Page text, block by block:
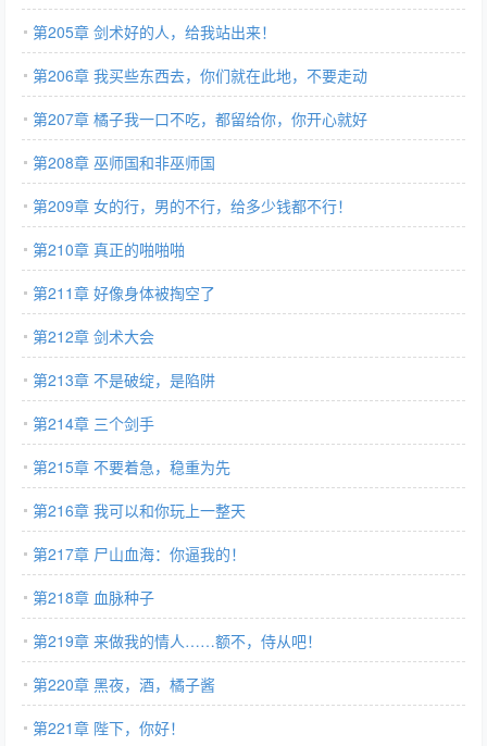
第205章 剑术好的人，给我站出来！
第206章 我买些东西去，你们就在此地，不要走动
第207章 橘子我一口不吃，都留给你，你开心就好
第208章 巫师国和非巫师国
第209章 女的行，男的不行，给多少钱都不行！
第210章 真正的啪啪啪
第211章 好像身体被掏空了
第212章 剑术大会
第213章 不是破绽，是陷阱
第214章 三个剑手
第215章 不要着急，稳重为先
第216章 我可以和你玩上一整天
第217章 尸山血海：你逼我的！
第218章 血脉种子
第219章 来做我的情人……额不，侍从吧！
第220章 黑夜，酒，橘子酱
第221章 陛下，你好！